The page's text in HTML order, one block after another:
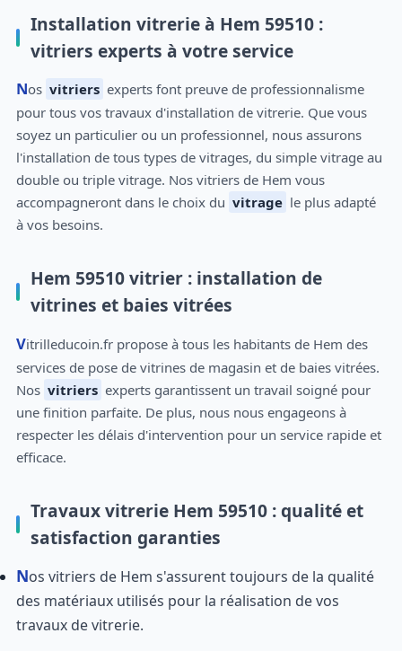
Installation vitrerie à Hem 59510 :
vitriers experts à votre service
Nos vitriers experts font preuve de professionnalisme
pour tous vos travaux d'installation de vitrerie. Que vous
soyez un particulier ou un professionnel, nous assurons
l'installation de tous types de vitrages, du simple vitrage au
double ou triple vitrage. Nos vitriers de Hem vous
accompagneront dans le choix du vitrage le plus adapté
à vos besoins.
Hem 59510 vitrier : installation de
vitrines et baies vitrées
Vitrilleducoin.fr propose à tous les habitants de Hem des
services de pose de vitrines de magasin et de baies vitrées.
Nos vitriers experts garantissent un travail soigné pour
une finition parfaite. De plus, nous nous engageons à
respecter les délais d'intervention pour un service rapide et
efficace.
Travaux vitrerie Hem 59510 : qualité et
satisfaction garanties
Nos vitriers de Hem s'assurent toujours de la qualité
des matériaux utilisés pour la réalisation de vos
travaux de vitrerie.